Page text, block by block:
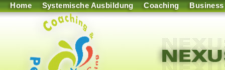
Home Systemische Ausbildung Coaching Business